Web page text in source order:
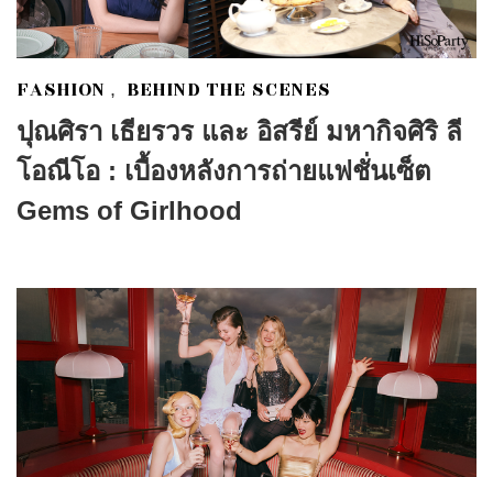
FASHION , BEHIND THE SCENES
ปุณศิรา เธียรวร และ อิสรีย์ มหากิจศิริ ลี
โอณีโอ : เบื้องหลังการถ่ายแฟชั่นเซ็ต
Gems of Girlhood